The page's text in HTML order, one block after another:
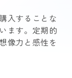
入することな
ます。 定期的
像力と感性を